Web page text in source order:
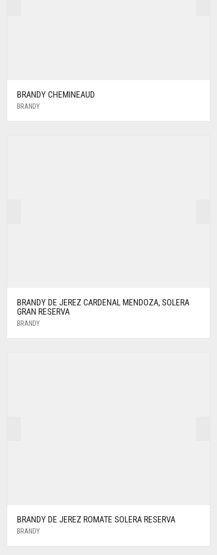
BRANDY CHEMINEAUD
BRANDY
BRANDY DE JEREZ CARDENAL MENDOZA, SOLERA
GRAN RESERVA
BRANDY
BRANDY DE JEREZ ROMATE SOLERA RESERVA
BRANDY